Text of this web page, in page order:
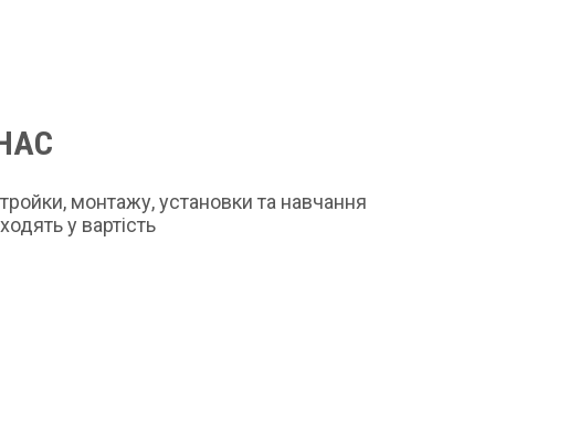
монтажу, установки та навчання
у вартість